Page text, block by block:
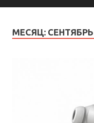
МЕСЯЦ: СЕНТЯБРЬ